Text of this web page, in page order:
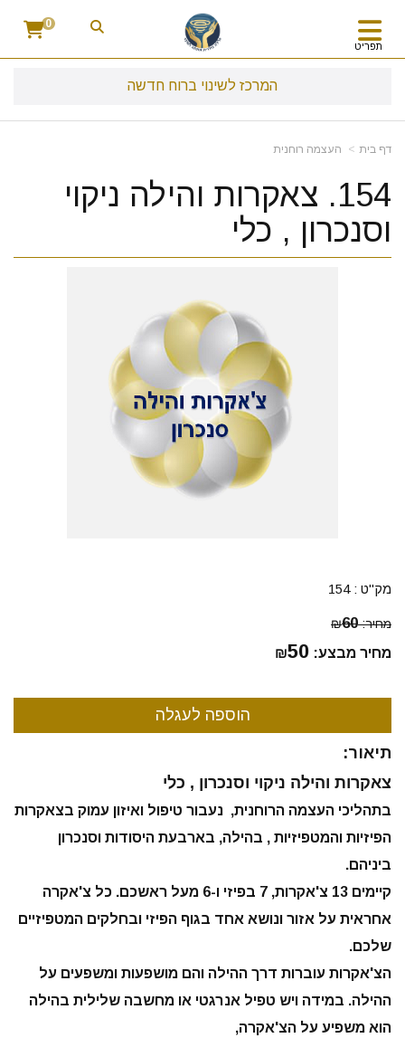
תפריט
0
המרכז לשינוי ברוח חדשה
דף בית העצמה רוחנית
154. צאקרות והילה ניקוי
וסנכרון , כלי
מק"ט :154
מחיר: ₪60
מחיר מבצע: ₪50
תיאור:
צאקרות והילה ניקוי וסנכרון , כלי
בתהליכי העצמה הרוחנית, נעבור טיפול ואיזון עמוק בצאקרות
הפיזיות והמטפיזיות , בהילה, בארבעת היסודות וסנכרון
ביניהם.
קיימים 13 צ'אקרות, 7 בפיזי ו-6 מעל ראשכם. כל צ'אקרה
אחראית על אזור ונושא אחד בגוף הפיזי ובחלקים המטפיזיים
שלכם.
הצ'אקרות עוברות דרך ההילה והם מושפעות ומשפעים על
ההילה. במידה ויש טפיל אנרגטי או מחשבה שלילית בהילה
הוא משפיע על הצ'אקרה,